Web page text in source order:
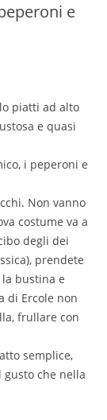
e
piatti ad alto
e quasi
i peperoni e
Non vanno
costume va a
degli dei
prendete
bustina e
di Ercole non
frullare con
semplice,
che nella